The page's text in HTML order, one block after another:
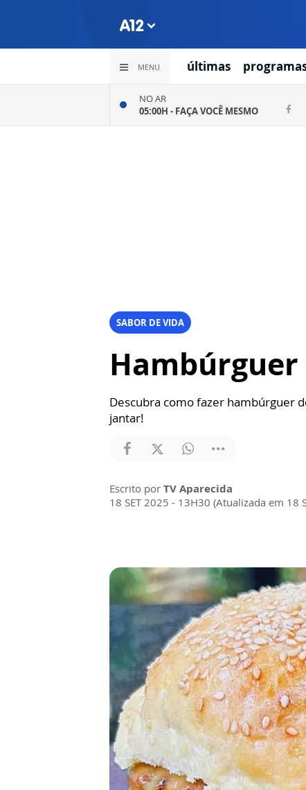
MENU últimas
NO AR
05:00H - FAÇA VOCÊ MESMO
SABOR DE VIDA
Hambúrguer
Descubra como fazer hambúrguer
jantar!
Escrito por TV Aparecida
18 SET 2025 - 13H30 (Atualizada em 18